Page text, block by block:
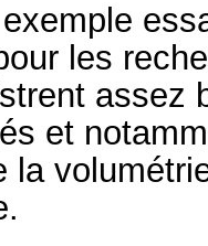
les
assez
et
la